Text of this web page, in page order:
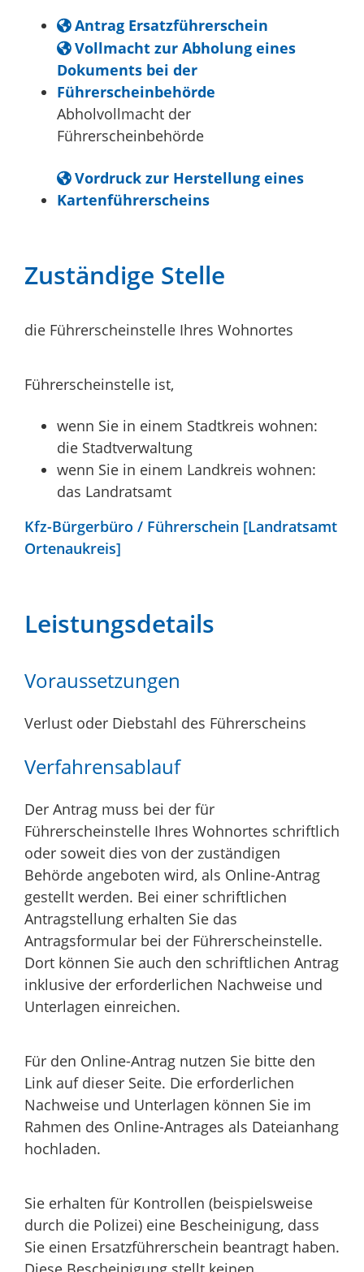
Antrag Ersatzführerschein
Vollmacht zur Abholung eines
Dokuments bei der
Führerscheinbehörde
Abholvollmacht der
Führerscheinbehörde
Vordruck zur Herstellung eines
Kartenführerscheins
Zuständige Stelle
die Führerscheinstelle Ihres Wohnortes
Führerscheinstelle ist,
wenn Sie in einem Stadtkreis wohnen:
die Stadtverwaltung
wenn Sie in einem Landkreis wohnen:
das Landratsamt
Kfz-Bürgerbüro / Führerschein [Landratsamt
Ortenaukreis]
Leistungsdetails
Voraussetzungen
Verlust oder Diebstahl des Führerscheins
Verfahrensablauf
Der Antrag muss bei der für
Führerscheinstelle Ihres Wohnortes schriftlich
oder soweit dies von der zuständigen
Behörde angeboten wird, als Online-Antrag
gestellt werden. Bei einer schriftlichen
Antragstellung erhalten Sie das
Antragsformular bei der Führerscheinstelle.
Dort können Sie auch den schriftlichen Antrag
inklusive der erforderlichen Nachweise und
Unterlagen einreichen.
Für den Online-Antrag nutzen Sie bitte den
Link auf dieser Seite. Die erforderlichen
Nachweise und Unterlagen können Sie im
Rahmen des Online-Antrages als Dateianhang
hochladen.
Sie erhalten für Kontrollen (beispielsweise
durch die Polizei) eine Bescheinigung, dass
Sie einen Ersatzführerschein beantragt haben.